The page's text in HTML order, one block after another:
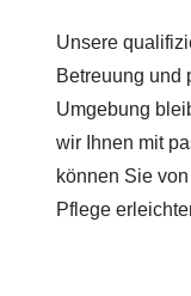
Unsere
Betreuung und
Umgebung
wir Ihnen mit
können Sie
Pflege